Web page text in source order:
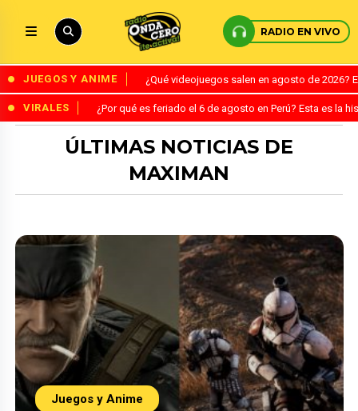
RADIO EN VIVO
JUEGOS Y ANIME ¿Qué videojuegos salen en agosto de
VIRALES ¿Por qué es feriado el 6 de agosto en Perú? Esta es la
ÚLTIMAS NOTICIAS DE
MAXIMAN
Juegos y Anime